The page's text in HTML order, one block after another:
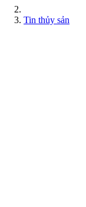
Tin thủy sản